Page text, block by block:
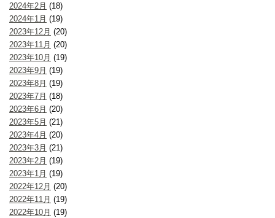
2024年2月 (18)
2024年1月 (19)
2023年12月 (20)
2023年11月 (20)
2023年10月 (19)
2023年9月 (19)
2023年8月 (19)
2023年7月 (18)
2023年6月 (20)
2023年5月 (21)
2023年4月 (20)
2023年3月 (21)
2023年2月 (19)
2023年1月 (19)
2022年12月 (20)
2022年11月 (19)
2022年10月 (19)